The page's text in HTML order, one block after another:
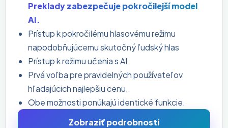
Preklady zabezpečuje pokročilejší model
AI.
Prístup k pokročilému hlasovému režimu
napodobňujúcemu skutočný ľudský hlas
Prístup k režimu učenia s AI
Prvá voľba pre pravidelných používateľov
hľadajúcich najlepšiu cenu.
Obe možnosti ponúkajú identické funkcie.
Zobraziť podrobnosti